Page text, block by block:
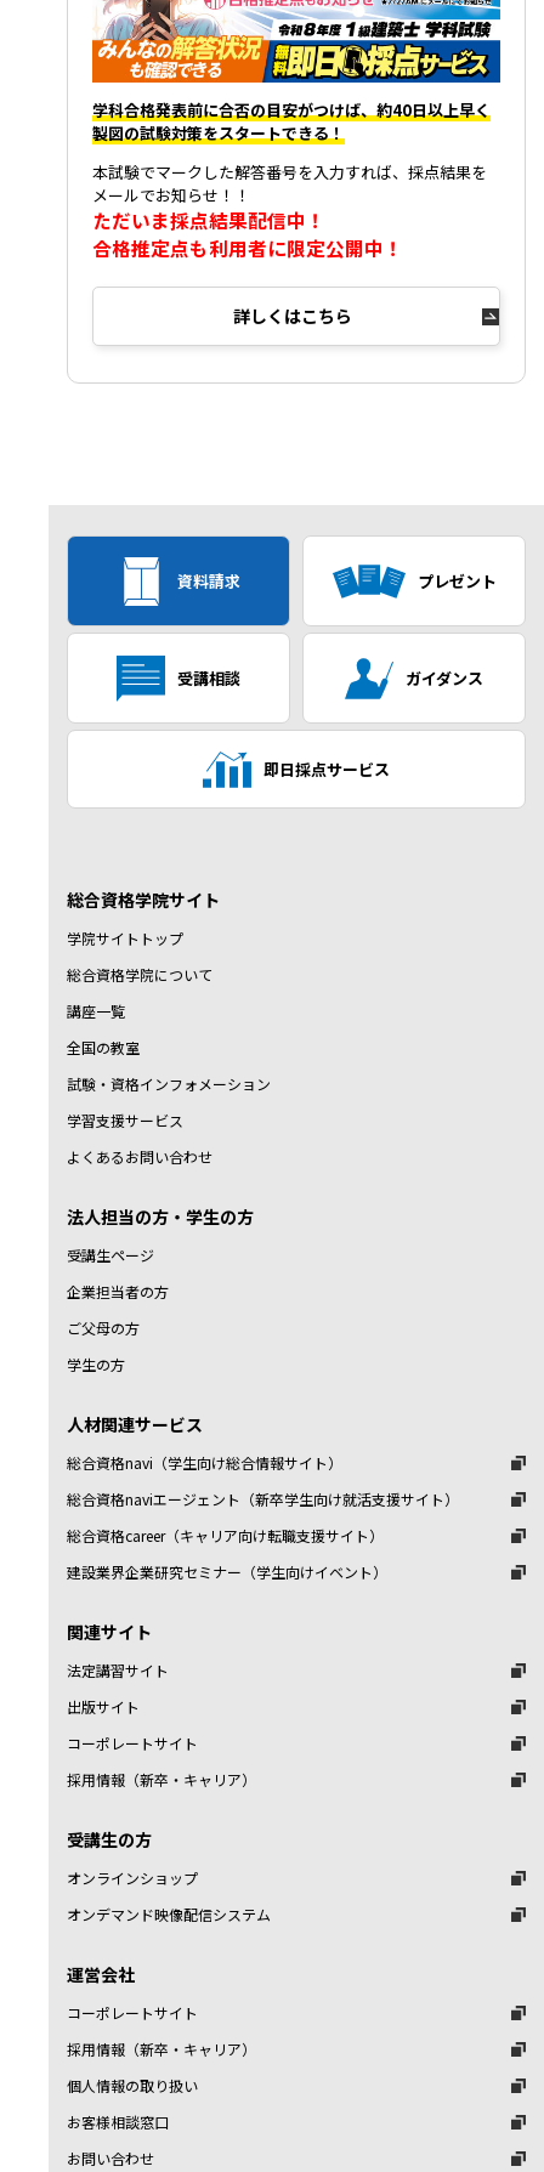
学科合格発表前に合否の目安がつけば、約40日以上早く
製図の試験対策をスタートできる！
本試験でマークした解答番号を入力すれば、採点結果を
メールでお知らせ！！
ただいま採点結果配信中！
合格推定点も利用者に限定公開中！
詳しくはこちら
資料請求 プレゼント
受講相談 ガイダンス
即日採点サービス
総合資格学院サイト
学院サイトトップ
総合資格学院について
講座一覧
全国の教室
試験・資格インフォメーション
学習支援サービス
よくあるお問い合わせ
法人担当の方・学生の方
受講生ページ
企業担当者の方
ご父母の方
学生の方
人材関連サービス
総合資格navi（学生向け総合情報サイト）
総合資格naviエージェント（新卒学生向け就活支援サイト）
総合資格career（キャリア向け転職支援サイト）
建設業界企業研究セミナー（学生向けイベント）
関連サイト
法定講習サイト
出版サイト
コーポレートサイト
採用情報（新卒・キャリア）
受講生の方
オンラインショップ
オンデマンド映像配信システム
運営会社
コーポレートサイト
採用情報（新卒・キャリア）
個人情報の取り扱い
お客様相談窓口
お問い合わせ